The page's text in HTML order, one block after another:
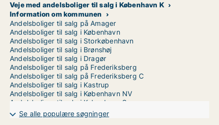
Veje med andelsboliger til salg i København K
Information om kommunen
Andelsboliger til salg på Amager
Andelsboliger til salg i København
Andelsboliger til salg i Storkøbenhavn
Andelsboliger til salg i Brønshøj
Andelsboliger til salg i Dragør
Andelsboliger til salg på Frederiksberg
Andelsboliger til salg på Frederiksberg C
Andelsboliger til salg i Kastrup
Andelsboliger til salg i København NV
Andelsboliger til salg i København S
Andelsboliger til salg i København SV
Andelsboliger til salg i Nordhavn
Se alle populære søgninger